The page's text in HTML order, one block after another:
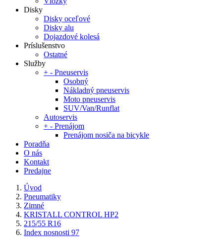
Disky
Disky oceľové
Disky alu
Dojazdové kolesá
Príslušenstvo
Ostatné
Služby
+ - Pneuservis
Osobný
Nákladný pneuservis
Moto pneuservis
SUV/Van/Runflat
Autoservis
+ - Prenájom
Prenájom nosiča na bicykle
Poradňa
O nás
Kontakt
Predajne
Úvod
Pneumatiky
Zimné
KRISTALL CONTROL HP2
215/55 R16
Index nosnosti 97